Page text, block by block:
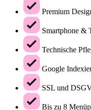
Premium
Smartphone &
Technische
Google
SSL und
Bis zu 8